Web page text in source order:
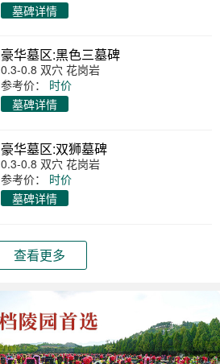
墓碑详情
豪华墓区:黑色三墓碑
0.3-0.8 双穴 花岗岩
参考价：
时价
墓碑详情
豪华墓区:双狮墓碑
0.3-0.8 双穴 花岗岩
参考价：
时价
墓碑详情
查看更多